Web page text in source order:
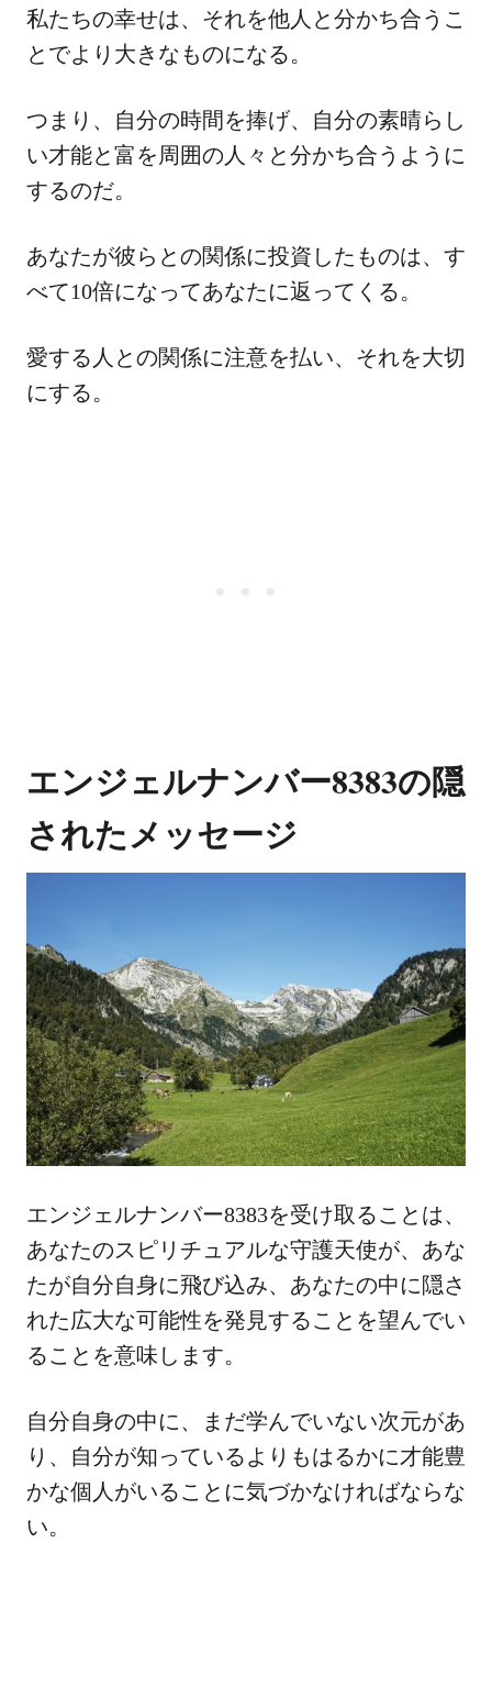
私たちの幸せは、それを他人と分かち合うこ
とでより大きなものになる。
つまり、自分の時間を捧げ、自分の素晴らし
い才能と富を周囲の人々と分かち合うように
するのだ。
あなたが彼らとの関係に投資したものは、す
べて10倍になってあなたに返ってくる。
愛する人との関係に注意を払い、それを大切
にする。
エンジェルナンバー8383の隠
されたメッセージ
エンジェルナンバー8383を受け取ることは、
あなたのスピリチュアルな守護天使が、あな
たが自分自身に飛び込み、あなたの中に隠さ
れた広大な可能性を発見することを望んでい
ることを意味します。
自分自身の中に、まだ学んでいない次元があ
り、自分が知っているよりもはるかに才能豊
かな個人がいることに気づかなければならな
い。